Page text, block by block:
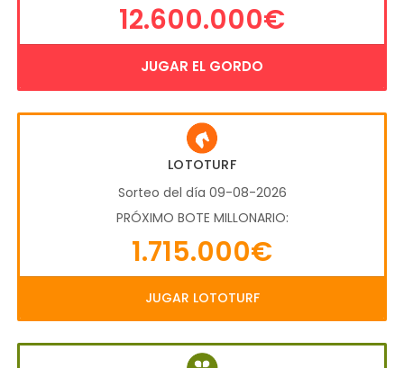
12.600.000€
JUGAR EL GORDO
LOTOTURF
Sorteo del día 09-08-2026
PRÓXIMO BOTE MILLONARIO:
1.715.000€
JUGAR LOTOTURF